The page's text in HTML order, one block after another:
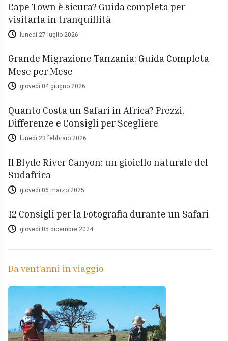
Cape Town è sicura? Guida completa per
visitarla in tranquillità
lunedì 27 luglio 2026
Grande Migrazione Tanzania: Guida Completa
Mese per Mese
giovedì 04 giugno 2026
Quanto Costa un Safari in Africa? Prezzi,
Differenze e Consigli per Scegliere
lunedì 23 febbraio 2026
Il Blyde River Canyon: un gioiello naturale del
Sudafrica
giovedì 06 marzo 2025
12 Consigli per la Fotografia durante un Safari
giovedì 05 dicembre 2024
Da vent'anni in viaggio